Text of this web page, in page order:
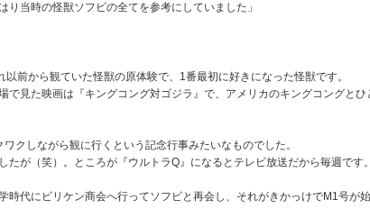
当時の怪獣ソフビの全てを参考にしていました」
前から観ていた怪獣の原体験で、1番最初に好きになった怪獣です。
見た映画は『キングコング対ゴジラ』で、アメリカのキングコングとひ
クしながら観に行くという記念行事みたいなものでした。
が（笑）。ところが『ウルトラQ』になるとテレビ放送だから毎週です。
代にビリケン商会へ行ってソフビと再会し、それがきかっけでM1号が始